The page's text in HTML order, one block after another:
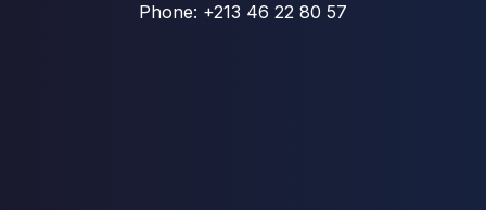
Phone: +213 46 22 80 57